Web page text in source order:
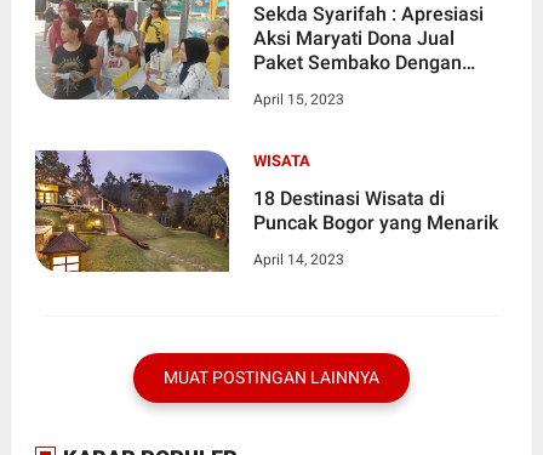
Sekda Syarifah : Apresiasi
Aksi Maryati Dona Jual
Paket Sembako Dengan
Masyarakat.
April 15, 2023
WISATA
18 Destinasi Wisata di
Puncak Bogor yang Menarik
April 14, 2023
MUAT POSTINGAN LAINNYA